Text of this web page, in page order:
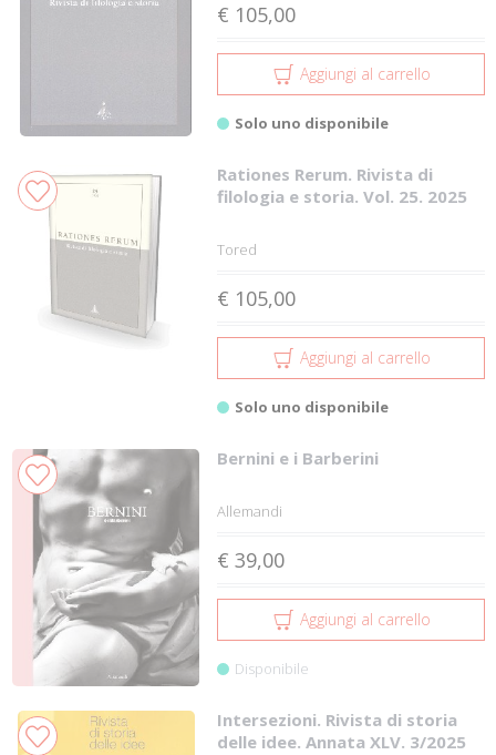
€ 105,00
Aggiungi al carrello
Solo uno disponibile
Rationes Rerum. Rivista di
filologia e storia. Vol. 25. 2025
Tored
€ 105,00
Aggiungi al carrello
Solo uno disponibile
Bernini e i Barberini
Allemandi
€ 39,00
Aggiungi al carrello
Disponibile
Intersezioni. Rivista di storia
delle idee. Annata XLV. 3/2025